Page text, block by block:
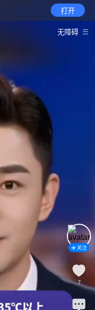
打开
无障碍
关注
7